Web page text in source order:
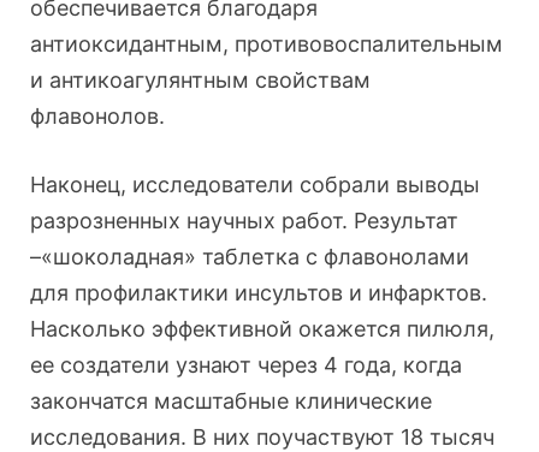
обеспечивается благодаря
антиоксидантным, противовоспалительным
и антикоагулянтным свойствам
флавонолов.
Наконец, исследователи собрали выводы
разрозненных научных работ. Результат
–«шоколадная» таблетка с флавонолами
для профилактики инсультов и инфарктов.
Насколько эффективной окажется пилюля,
ее создатели узнают через 4 года, когда
закончатся масштабные клинические
исследования. В них поучаствуют 18 тысяч